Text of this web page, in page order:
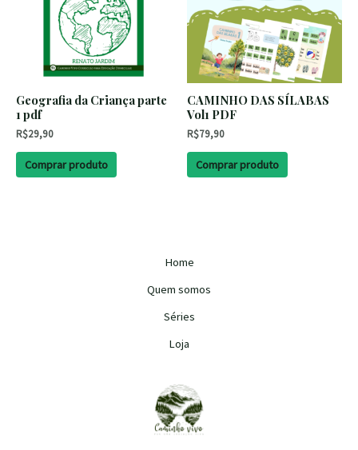
Geografia da Criança parte
1 pdf
R$29,90
Comprar produto
CAMINHO DAS SÍLABAS
Vol1 PDF
R$79,90
Comprar produto
Home
Quem somos
Séries
Loja